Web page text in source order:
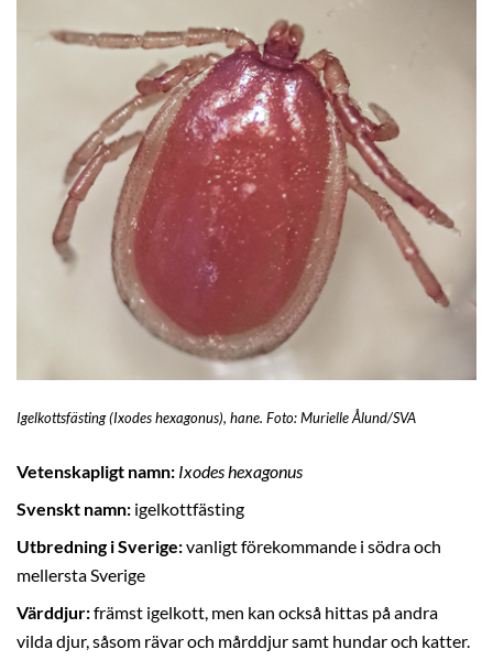
Igelkottsfästing (Ixodes hexagonus), hane. Foto: Murielle Ålund/SVA
Vetenskapligt namn: Ixodes hexagonus
Svenskt namn: igelkottfästing
Utbredning i Sverige:vanligt förekommande i södra och
mellersta Sverige
Värddjur:främst igelkott, men kan också hittas på andra
vilda djur, såsom rävar och mårddjur samt hundar och katter.